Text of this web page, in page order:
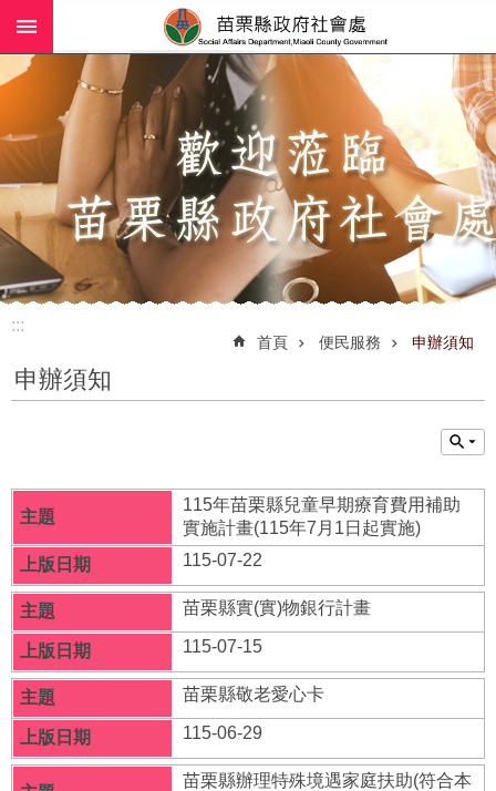
跳到主要內容區塊
進
業
務
介
社
(師)
服
資
訊
公
開
法
令
規
章
公
佈
:::
首頁 便民服務 申辦須知
申辦須知
115年苗栗縣兒童早期療育費用補助
實施計畫(115年7月1日起實施)
115-07-22
苗栗縣實(實)物銀行計畫
115-07-15
苗栗縣敬老愛心卡
115-06-29
苗栗縣辦理特殊境遇家庭扶助(符合本